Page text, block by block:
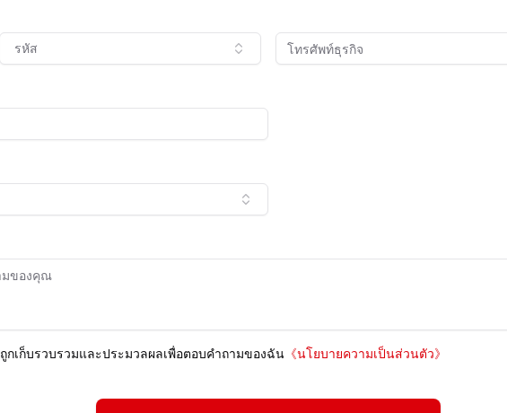
รหัส
ก็บรวบรวมและประมวลผลเพื่อตอบคำถามของฉัน 《นโยบายความเป็นส่วนตัว》